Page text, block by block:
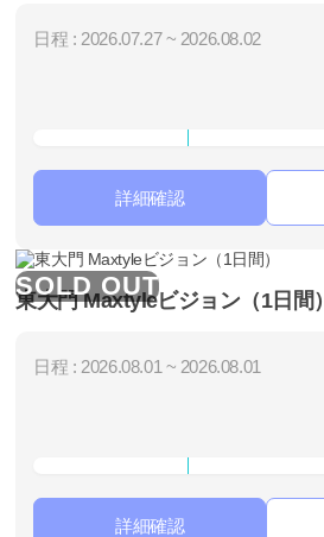
日程 : 2026.07.27 ~ 2026.08.02
詳細確認
SOLD OUT
東大門 Maxtyleビジョン（1日間）
日程 : 2026.08.01 ~ 2026.08.01
詳細確認